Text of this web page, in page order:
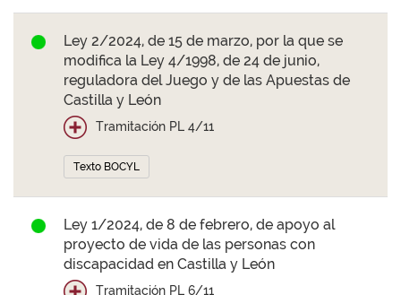
Ley 2/2024, de 15 de marzo, por la que se
modifica la Ley 4/1998, de 24 de junio,
reguladora del Juego y de las Apuestas de
Castilla y León
Tramitación PL 4/11
Texto BOCYL
Ley 1/2024, de 8 de febrero, de apoyo al
proyecto de vida de las personas con
discapacidad en Castilla y León
Tramitación PL 6/11